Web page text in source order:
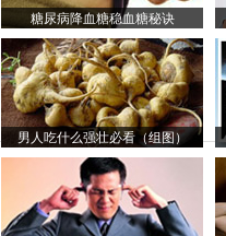
糖尿病降血糖稳血糖秘诀
男人吃什么强壮必看（组图）